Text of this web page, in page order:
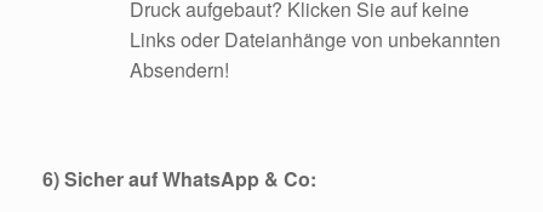
Druck aufgebaut? Klicken Sie auf keine
Links oder Dateianhänge von unbekannten
Absendern!
6) Sicher auf WhatsApp & Co: